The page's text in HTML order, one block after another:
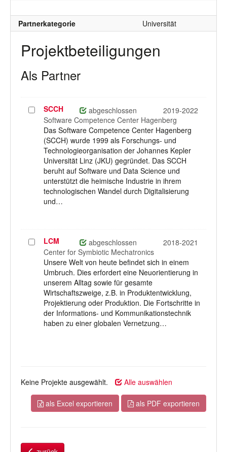
Partnerkategorie Universität
Projektbeteiligungen
Als Partner
Projekt
auswählen
SCCH abgeschlossen
2019-2022
Software Competence Center Hagenberg
Das Software Competence Center Hagenberg
(SCCH) wurde 1999 als Forschungs- und
Technologieorganisation der Johannes Kepler
Universität Linz (JKU) gegründet. Das SCCH
beruht auf Software und Data Science und
unterstützt die heimische Industrie in ihrem
technologischen Wandel durch Digitalisierung
und…
Projekt
auswählen
LCM abgeschlossen
2018-2021
Center for Symbiotic Mechatronics
Unsere Welt von heute befindet sich in einem
Umbruch. Dies erfordert eine Neuorientierung in
unserem Alltag sowie für gesamte
Wirtschaftszweige, z.B. in Produktentwicklung,
Projektierung oder Produktion. Die Fortschritte in
der Informations- und Kommunikationstechnik
haben zu einer globalen Vernetzung…
Keine Projekte ausgewählt. Alle auswählen
als Excel exportieren als PDF exportieren